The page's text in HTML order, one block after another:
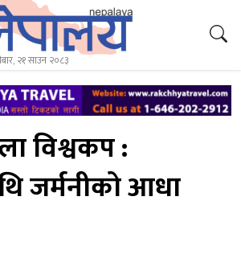
२१ साउन २०८३
विश्वकप :
जर्मनीको आधा